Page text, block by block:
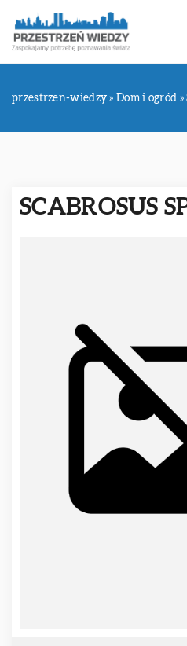
przestrzen-wiedzy »Dom i ogród »
SCABROSUS